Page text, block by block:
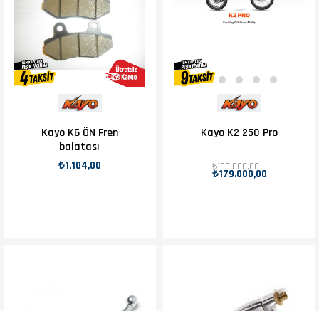
Kayo K6 ÖN Fren
balatası
₺1.104,00
Kayo K2 250 Pro
₺179.000,00
₺199.000,00